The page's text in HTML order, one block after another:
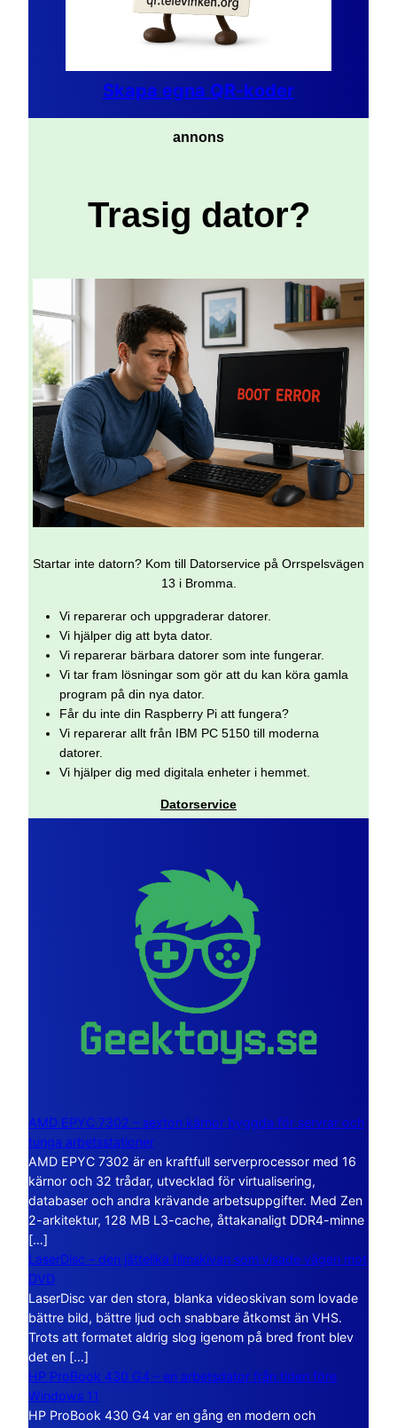
Skapa egna QR-koder
annons
Trasig dator?
Startar inte datorn? Kom till Datorservice på Orrspelsvägen
13 i Bromma.
Vi reparerar och uppgraderar datorer.
Vi hjälper dig att byta dator.
Vi reparerar bärbara datorer som inte fungerar.
Vi tar fram lösningar som gör att du kan köra gamla
program på din nya dator.
Får du inte din Raspberry Pi att fungera?
Vi reparerar allt från IBM PC 5150 till moderna
datorer.
Vi hjälper dig med digitala enheter i hemmet.
Datorservice
AMD EPYC 7302 – sexton kärnor byggda för servrar och
tunga arbetsstationer
AMD EPYC 7302 är en kraftfull serverprocessor med 16
kärnor och 32 trådar, utvecklad för virtualisering,
databaser och andra krävande arbetsuppgifter. Med Zen
2-arkitektur, 128 MB L3-cache, åttakanaligt DDR4-minne
[…]
LaserDisc – den jättelika filmskivan som visade vägen mot
DVD
LaserDisc var den stora, blanka videoskivan som lovade
bättre bild, bättre ljud och snabbare åtkomst än VHS.
Trots att formatet aldrig slog igenom på bred front blev
det en […]
HP ProBook 430 G4 – en arbetsdator från tiden före
Windows 11
HP ProBook 430 G4 var en gång en modern och